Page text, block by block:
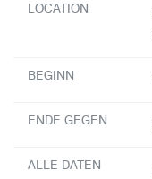
LOCATION
BEGINN
ENDE GEGEN
ALLE DATEN